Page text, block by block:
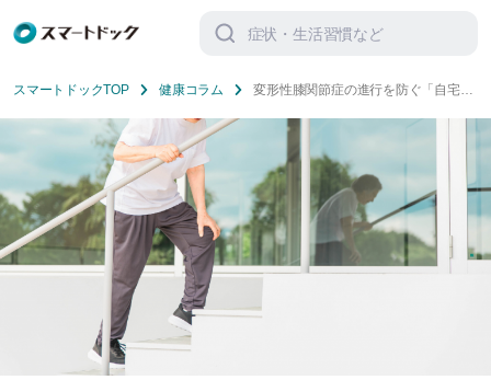
索
スマートドックTOP 健康コラム
変形性膝関節症の進行を防ぐ「自宅リ